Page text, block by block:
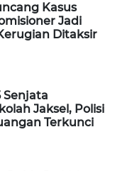
Kasus
Jadi
Ditaksir
Senjata
Jaksel, Polisi
Terkunci